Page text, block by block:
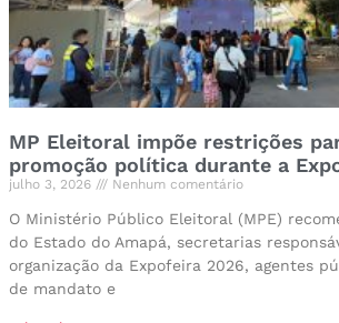
MP Eleitoral impõe restrições
promoção política durante a
julho 3, 2026 Nenhum comentário
O Ministério Público Eleitoral (MPE)
do Estado do Amapá, secretarias
organização da Expofeira 2026, agentes
de mandato e